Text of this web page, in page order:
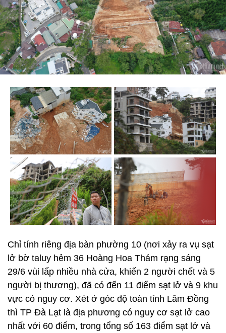
Chỉ tính riêng địa bàn phường 10 (nơi xảy ra vụ sạt
lở bờ taluy hẻm 36 Hoàng Hoa Thám rạng sáng
29/6 vùi lấp nhiều nhà cửa, khiến 2 người chết và 5
người bị thương), đã có đến 11 điểm sạt lở và 9 khu
vực có nguy cơ. Xét ở góc độ toàn tỉnh Lâm Đồng
thì TP Đà Lạt là địa phương có nguy cơ sạt lở cao
nhất với 60 điểm, trong tổng số 163 điểm sạt lở và